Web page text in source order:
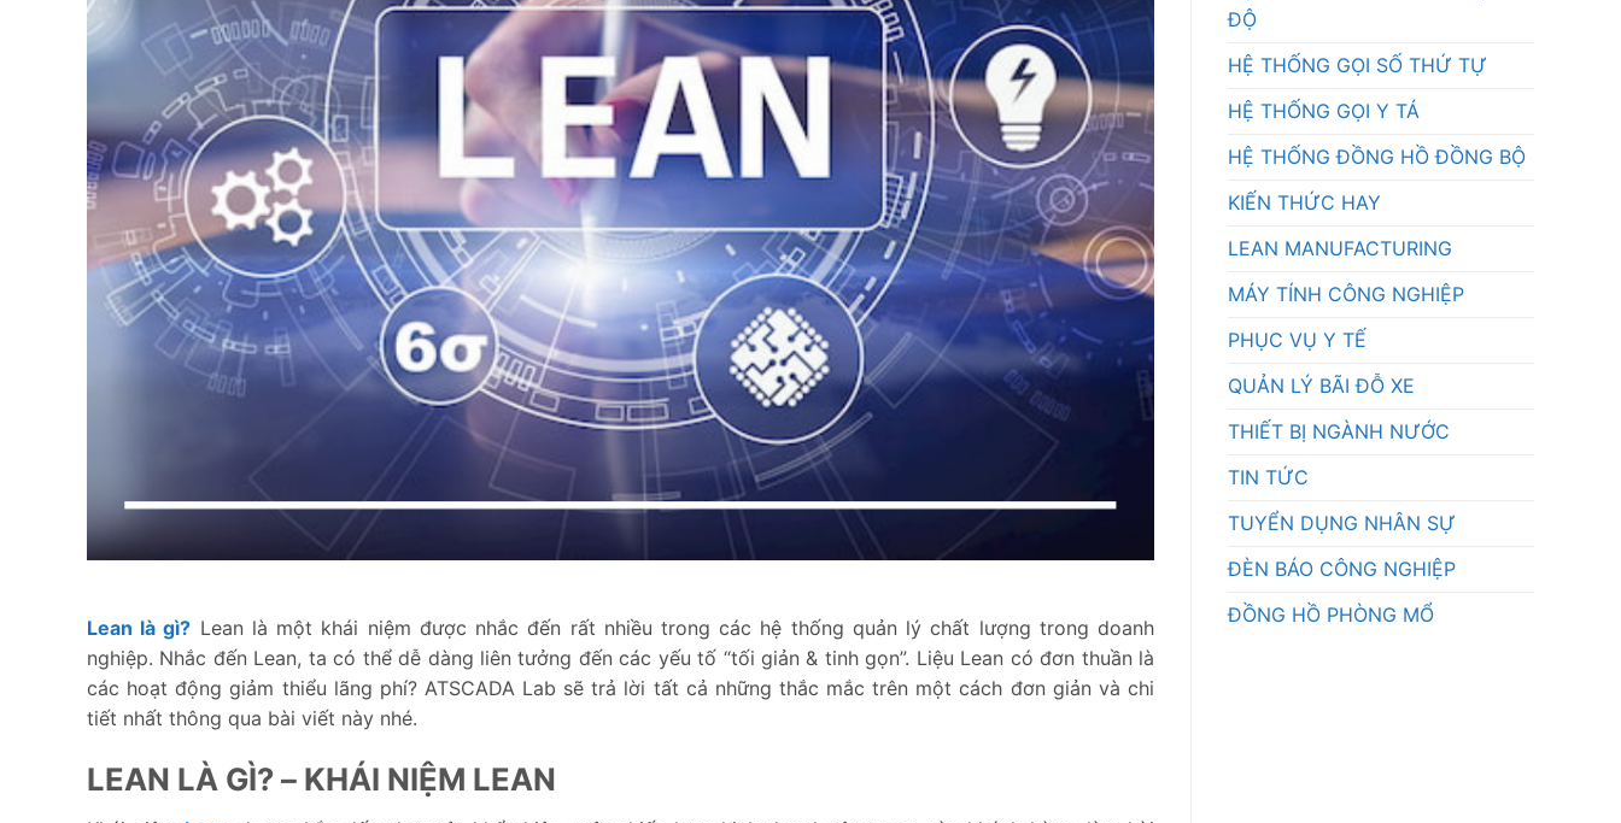
Lean là gì? Lean là một khái niệm được nhắc đến rất nhiều trong các hệ thống quản lý chất lượng trong doanh
nghiệp. Nhắc đến Lean, ta có thể dễ dàng liên tưởng đến các yếu tố “tối giản & tinh gọn”. Liệu Lean có đơn thuần là
các hoạt động giảm thiểu lãng phí? ATSCADA Lab sẽ trả lời tất cả những thắc mắc trên một cách đơn giản và chi
tiết nhất thông qua bài viết này nhé.
LEAN LÀ GÌ? – KHÁI NIỆM LEAN
ĐỘ
HỆ THỐNG GỌI SỐ THỨ TỰ
HỆ THỐNG GỌI Y TÁ
HỆ THỐNG ĐỒNG HỒ ĐỒNG BỘ
KIẾN THỨC HAY
LEAN MANUFACTURING
MÁY TÍNH CÔNG NGHIỆP
PHỤC VỤ Y TẾ
QUẢN LÝ BÃI ĐỖ XE
THIẾT BỊ NGÀNH NƯỚC
TIN TỨC
TUYỂN DỤNG NHÂN SỰ
ĐÈN BÁO CÔNG NGHIỆP
ĐỒNG HỒ PHÒNG MỔ